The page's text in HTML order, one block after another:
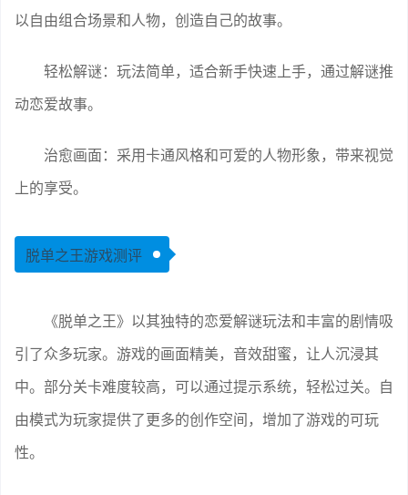
以自由组合场景和人物，创造自己的故事。
轻松解谜：玩法简单，适合新手快速上手，通过解谜推
动恋爱故事。
治愈画面：采用卡通风格和可爱的人物形象，带来视觉
上的享受。
脱单之王游戏测评
《脱单之王》以其独特的恋爱解谜玩法和丰富的剧情吸
引了众多玩家。游戏的画面精美，音效甜蜜，让人沉浸其
中。部分关卡难度较高，可以通过提示系统，轻松过关。自
由模式为玩家提供了更多的创作空间，增加了游戏的可玩
性。